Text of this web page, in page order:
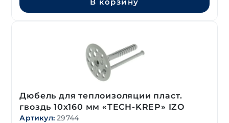
Дюбель для теплоизоляции пласт.
гвоздь 10х160 мм «TECH-KREP» IZO
Артикул: 29744